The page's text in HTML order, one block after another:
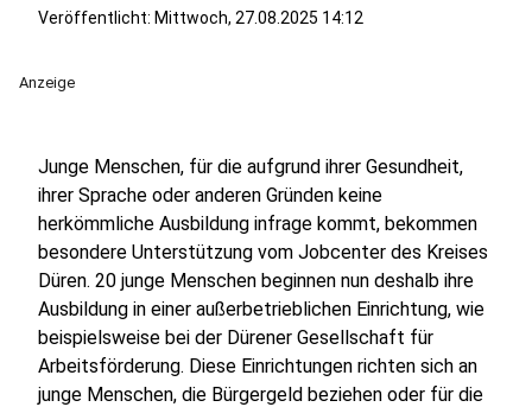
Veröffentlicht: Mittwoch, 27.08.2025 14:12
Anzeige
Junge Menschen, für die aufgrund ihrer Gesundheit,
ihrer Sprache oder anderen Gründen keine
herkömmliche Ausbildung infrage kommt, bekommen
besondere Unterstützung vom Jobcenter des Kreises
Düren. 20 junge Menschen beginnen nun deshalb ihre
Ausbildung in einer außerbetrieblichen Einrichtung, wie
beispielsweise bei der Dürener Gesellschaft für
Arbeitsförderung. Diese Einrichtungen richten sich an
junge Menschen, die Bürgergeld beziehen oder für die